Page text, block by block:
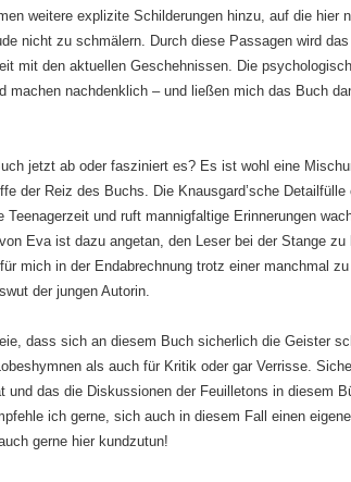
weitere explizite Schilderungen hinzu, auf die hier
nicht zu schmälern. Durch diese Passagen wird
mit den aktuellen Geschehnissen. Die
machen nachdenklich – und ließen mich das Buch
jetzt ab oder fasziniert es? Es ist wohl eine
der Reiz des Buchs. Die Knausgard’sche
Teenagerzeit und ruft mannigfaltige Erinnerungen
Eva ist dazu angetan, den Leser bei der Stange
mich in der Endabrechnung trotz einer manchmal
der jungen Autorin.
dass sich an diesem Buch sicherlich die Geister
als auch für Kritik oder gar Verrisse.
und das die Diskussionen der Feuilletons in diesem
ich gerne, sich auch in diesem Fall einen
gerne hier kundzutun!